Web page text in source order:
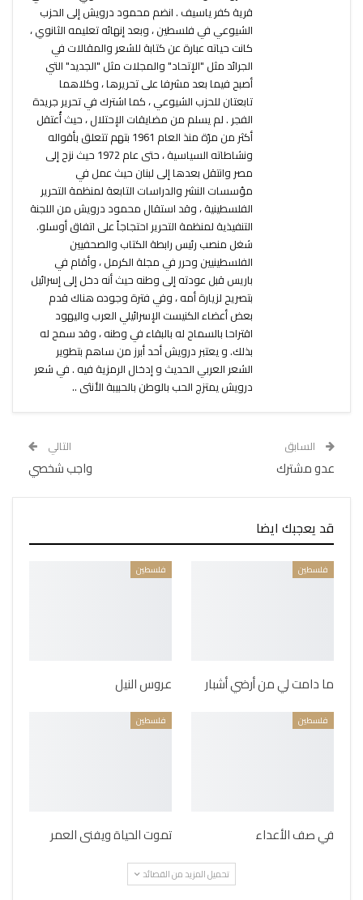
قرية كفر ياسيف . انضم محمود درويش إلى الحزب
الشيوعي في فلسطين ، وبعد إنهائه تعليمه الثانوي ،
كانت حياته عبارة عن كتابة للشعر والمقالات في
الجرائد مثل "الإتحاد" والمجلات مثل "الجديد" التي
أصبح فيما بعد مشرفا على تحريرها ، وكلاهما
تابعتان للحزب الشيوعي ، كما اشترك في تحرير جريدة
الفجر . لم يسلم من مضايقات الإحتلال ، حيث أُعتقل
أكثر من مرّة منذ العام 1961 بتهم تتعلق بأقواله
ونشاطاته السياسية ، حتى عام 1972 حيث نزح إلى
مصر وانتقل بعدها إلى لبنان حيث عمل في
مؤسسات النشر والدراسات التابعة لمنظمة التحرير
الفلسطينية ، وقد استقال محمود درويش من اللجنة
التنفيذية لمنظمة التحرير احتجاجاً على اتفاق أوسلو.
شغل منصب رئيس رابطة الكتاب والصحفيين
الفلسطينيين وحرر في مجلة الكرمل ، وأقام في
باريس قبل عودته إلى وطنه حيث أنه دخل إلى إسرائيل
بتصريح لزيارة أمه ، وفي فترة وجوده هناك قدم
بعض أعضاء الكنيست الإسرائيلي العرب واليهود
اقتراحا بالسماح له بالبقاء في وطنه ، وقد سمح له
بذلك. و يعتبر درويش أحد أبرز من ساهم بتطوير
الشعر العربي الحديث و إدخال الرمزية فيه . في شعر
درويش يمتزج الحب بالوطن بالحبيبة الأنثى ..
السابق
عدو مشترك
التالي
واجب شخصي
قد يعجبك ايضا
فلسطين
ما دامت لي من أرضي أشبار
فلسطين
عروس النيل
فلسطين
في صف الأعداء
فلسطين
تموت الحياة ويفنى العمر
تحميل المزيد من القصائد